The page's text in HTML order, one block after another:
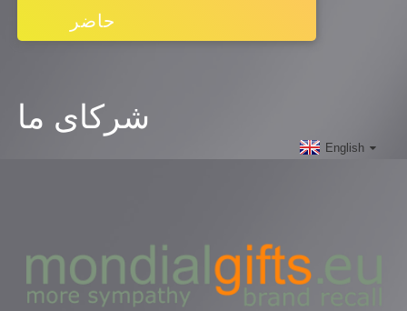
حاضر
شرکای ما
English